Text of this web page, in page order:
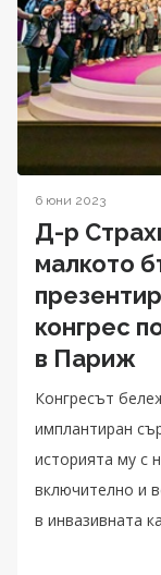
6 юни 2023
Д-р
малкото
конгрес
в Париж
Конгресът
имплантиран
историята му с
включително и
в инвазивната